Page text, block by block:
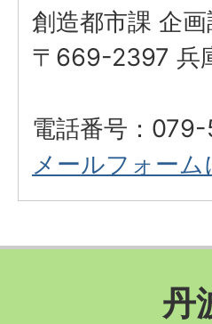
創造都市課 企
〒669-2397 兵
電話番号：
メールフォー
丹